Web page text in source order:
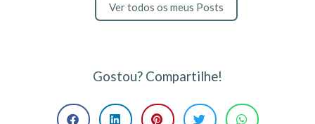
Ver todos os meus Posts
Gostou? Compartilhe!